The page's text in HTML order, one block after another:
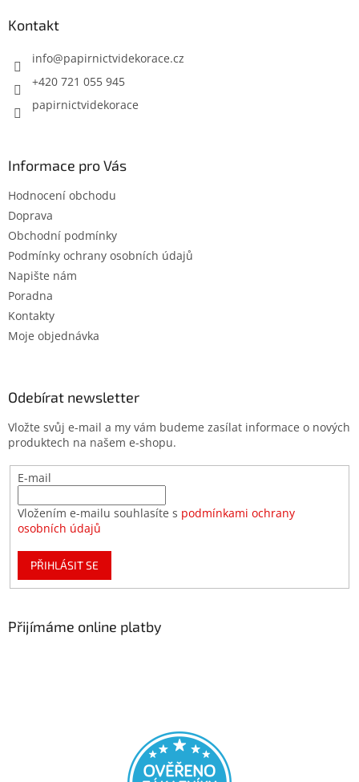
Kontakt
info@papirnictvidekorace.cz
+420 721 055 945
papirnictvidekorace
Informace pro Vás
Hodnocení obchodu
Doprava
Obchodní podmínky
Podmínky ochrany osobních údajů
Napište nám
Poradna
Kontakty
Moje objednávka
Odebírat newsletter
Vložte svůj e-mail a my vám budeme zasílat informace o nových
produktech na našem e-shopu.
E-mail
Vložením e-mailu souhlasíte s podmínkami ochrany
osobních údajů
PŘIHLÁSIT SE
Přijímáme online platby